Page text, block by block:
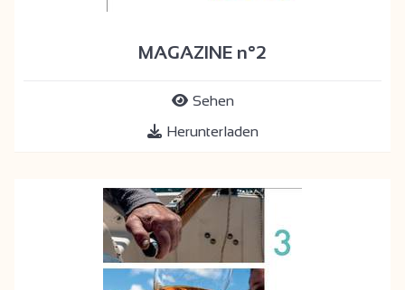
MAGAZINE n°2
Sehen
Herunterladen